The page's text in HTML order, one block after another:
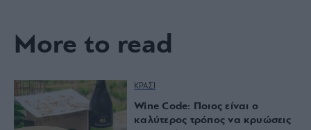
More to read
ΚΡΑΣΙ
Wine Code: Ποιος είναι ο
καλύτερος τρόπος να κρυώσεις